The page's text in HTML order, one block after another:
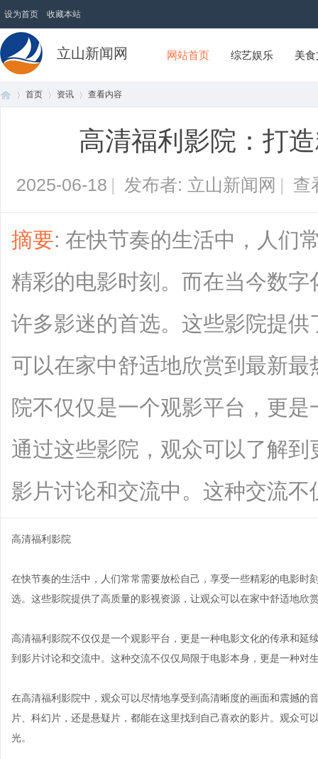
设为首页 收藏本站
立山新闻网 网站首页 综艺娱乐 美
首页 资讯 查看内容
高清福利影院：打
2025-06-18 | 发布者: 立山新闻网 | 查
摘要: 在快节奏的生活中，人们
精彩的电影时刻。而在当今数
许多影迷的首选。这些影院提
可以在家中舒适地欣赏到最新
院不仅仅是一个观影平台，更
通过这些影院，观众可以了解
影片讨论和交流中。这种交流不
高清福利影院
在快节奏的生活中，人们常常需要放松自己，享受一些精彩的电影时
选。这些影院提供了高质量的影视资源，让观众可以在家中舒适地欣
高清福利影院不仅仅是一个观影平台，更是一种电影文化的传承和延
到影片讨论和交流中。这种交流不仅仅局限于电影本身，更是一种对
在高清福利影院中，观众可以尽情地享受到高清晰度的画面和震撼的
片、科幻片，还是悬疑片，都能在这里找到自己喜欢的影片。观众
光。